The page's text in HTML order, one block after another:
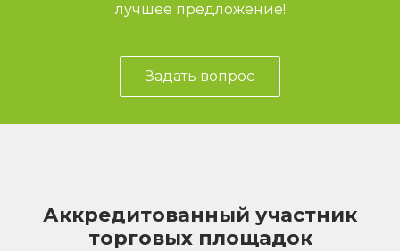
лучшее предложение!
Задать вопрос
Аккредитованный участник
торговых площадок